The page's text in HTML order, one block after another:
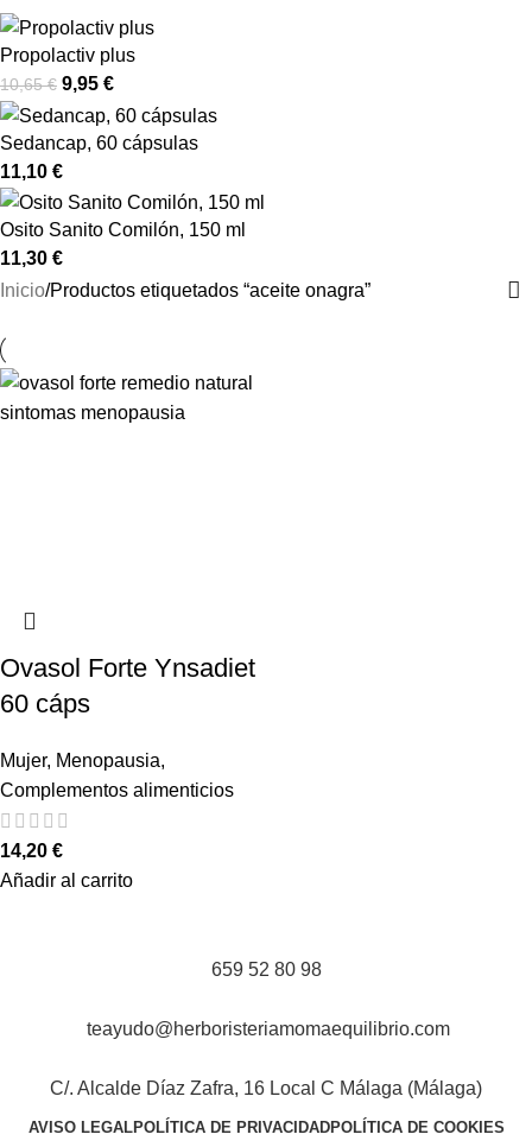
Propolactiv plus
10,65€ 9,95 €
Sedancap, 60 cápsulas
11,10 €
Osito Sanito Comilón, 150 ml
11,30 €
Inicio Productos etiquetados “aceite onagra”
Ovasol Forte Ynsadiet
60 cáps
Mujer, Menopausia,
Complementos alimenticios
14,20 €
Añadir al carrito
659 52 80 98
teayudo@herboristeriamomaequilibrio.com
C/. Alcalde Díaz Zafra, 16 Local C Málaga (Málaga)
AVISO LEGALPOLÍTICA DE PRIVACIDADPOLÍTICA DE COOKIES